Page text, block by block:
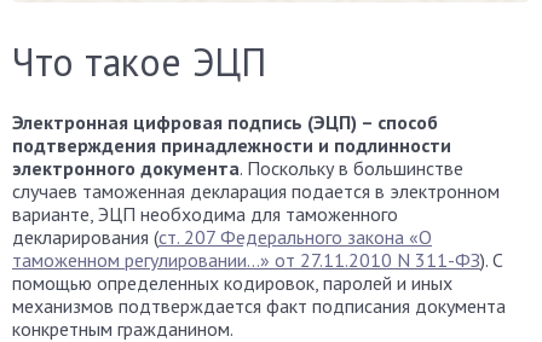
Что такое ЭЦП
Электронная цифровая подпись (ЭЦП) – способ
подтверждения принадлежности и подлинности
электронного документа. Поскольку в большинстве
случаев таможенная декларация подается в электронном
варианте, ЭЦП необходима для таможенного
декларирования (ст. 207 Федерального закона «О
таможенном регулировании…» от 27.11.2010 N 311-ФЗ). С
помощью определенных кодировок, паролей и иных
механизмов подтверждается факт подписания документа
конкретным гражданином.